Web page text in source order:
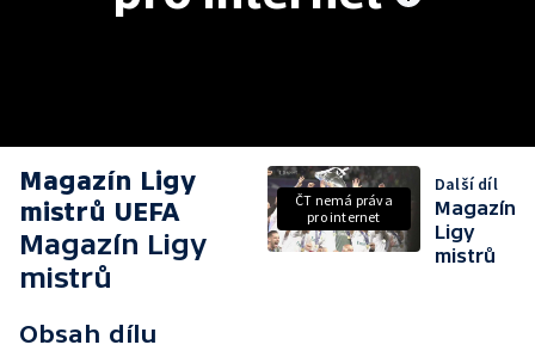
Magazín Ligy
mistrů UEFA
Magazín Ligy
mistrů
Obsah dílu
ČT nemá práva
pro internet
Další díl
Magazín
Ligy
mistrů